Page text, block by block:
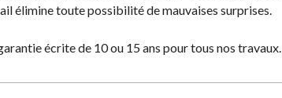
élimine toute possibilité de mauvaises surprises.
écrite de 10 ou 15 ans pour tous nos travaux.